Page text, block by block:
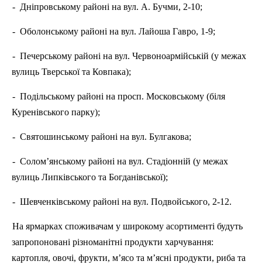
- Дніпровському районі на вул. А. Бучми, 2-10;
- Оболонському районі на вул. Лайоша Гавро, 1-9;
- Печерському районі на вул. Червоноармійській (у межах
вулиць Тверської та Ковпака);
- Подільському районі на просп. Московському (біля
Куренівського парку);
- Святошинському районі на вул. Булгакова;
- Солом’янському районі на вул. Стадіонній (у межах
вулиць Липківського та Богданівської);
- Шевченківському районі на вул. Подвойського, 2-12.
На ярмарках споживачам у широкому асортименті будуть
запропоновані різноманітні продукти харчування:
картопля, овочі, фрукти, м’ясо та м’ясні продукти, риба та